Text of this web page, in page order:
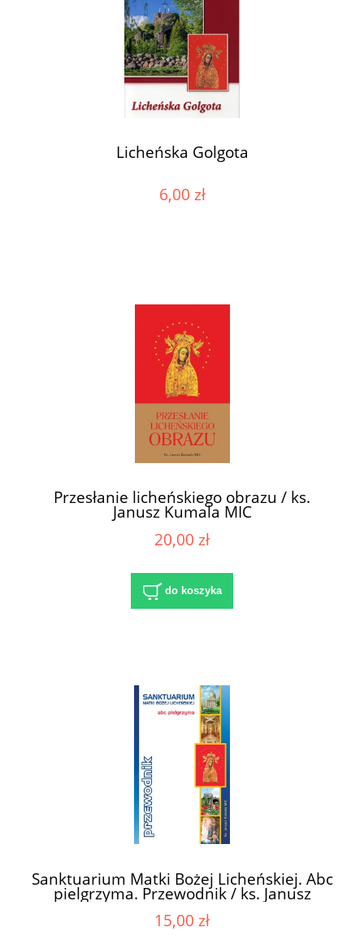
Licheńska Golgota
6,00 zł
Przesłanie licheńskiego obrazu / ks.
Janusz Kumala MIC
20,00 zł
do koszyka
Sanktuarium Matki Bożej Licheńskiej. Abc
pielgrzyma. Przewodnik / ks. Janusz
15,00 zł